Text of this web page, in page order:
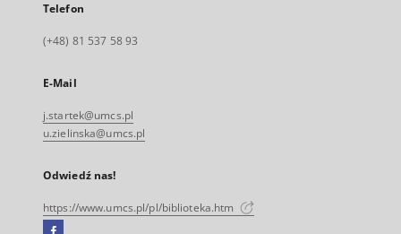
Telefon
(+48) 81 537 58 93
E-Mail
j.startek@umcs.pl
u.zielinska@umcs.pl
Odwiedź nas!
https://www.umcs.pl/pl/biblioteka.htm
Facebook